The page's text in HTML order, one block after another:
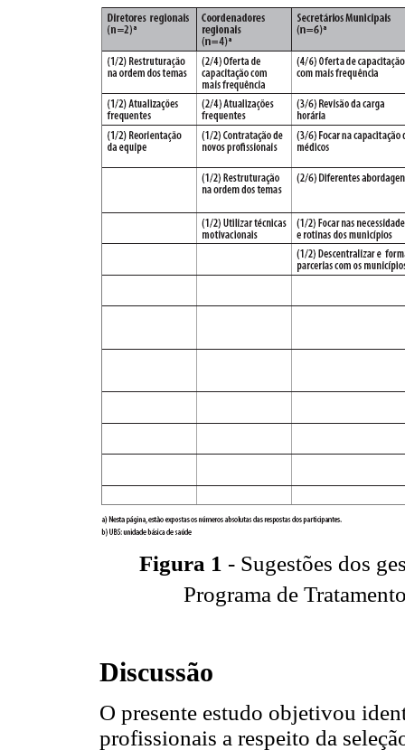
Figura 1 - Sugestões dos
Programa de
Discussão
O presente estudo objetivou
profissionais a respeito da